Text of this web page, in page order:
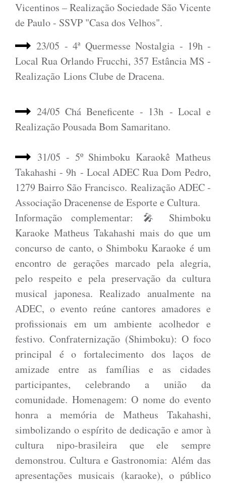
Vicentinos –Realização Sociedade São Vicente
de Paulo - SSVP "Casa dos Velhos".
23/05 - 4ª Quermesse Nostalgia - 19h -
Local Rua Orlando Frucchi, 357 Estância MS -
Realização Lions Clube de Dracena.
24/05 Chá Beneficente - 13h - Local e
Realização Pousada Bom Samaritano.
31/05 - 5º Shimboku Karaokê Matheus
Takahashi - 9h - Local ADEC Rua Dom Pedro,
1279 Bairro São Francisco. Realização ADEC -
Associação Dracenense de Esporte e Cultura.
Informação complementar: 🎤 Shimboku
Karaoke Matheus Takahashi mais do que um
concurso de canto, o Shimboku Karaoke é um
encontro de gerações marcado pela alegria,
pelo respeito e pela preservação da cultura
musical japonesa. Realizado anualmente na
ADEC, o evento reúne cantores amadores e
profissionais em um ambiente acolhedor e
festivo. Confraternização (Shimboku): O foco
principal é o fortalecimento dos laços de
amizade entre as famílias e as cidades
participantes, celebrando a união da
comunidade. Homenagem: O nome do evento
honra a memória de Matheus Takahashi,
simbolizando o espírito de dedicação e amor à
cultura nipo-brasileira que ele sempre
demonstrou. Cultura e Gastronomia: Além das
apresentações musicais (karaoke), o público